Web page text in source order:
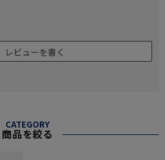
レビューを書く
CATEGORY
商品を絞る